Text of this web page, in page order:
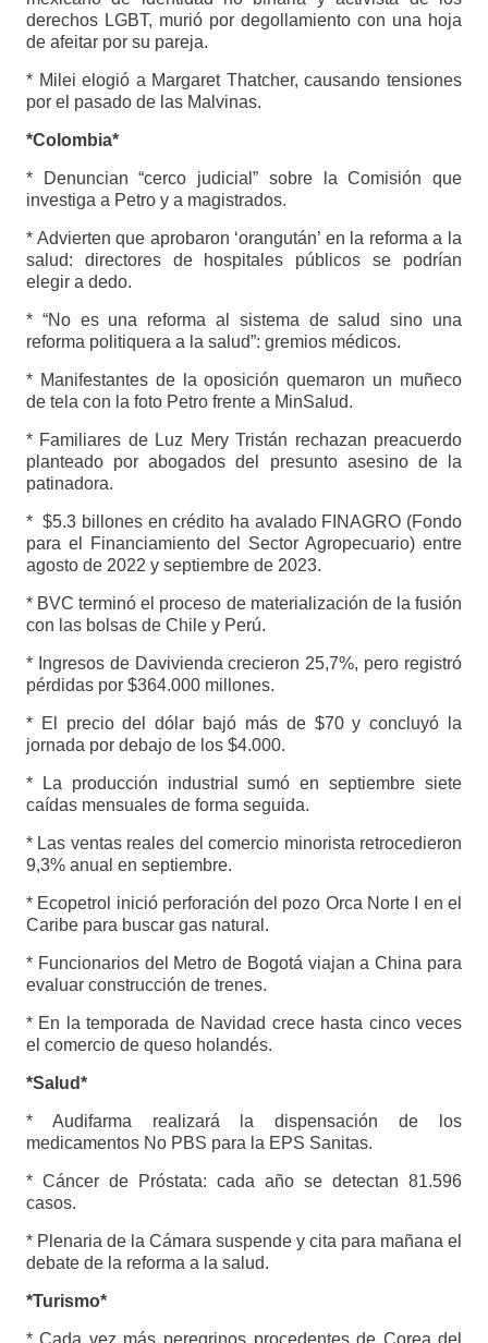
derechos LGBT, murió por degollamiento con una hoja
de afeitar por su pareja.
* Milei elogió a Margaret Thatcher, causando tensiones
por el pasado de las Malvinas.
*Colombia*
* Denuncian “cerco judicial” sobre la Comisión que
investiga a Petro y a magistrados.
* Advierten que aprobaron ‘orangután’ en la reforma a la
salud: directores de hospitales públicos se podrían
elegir a dedo.
* “No es una reforma al sistema de salud sino una
reforma politiquera a la salud”: gremios médicos.
* Manifestantes de la oposición quemaron un muñeco
de tela con la foto Petro frente a MinSalud.
* Familiares de Luz Mery Tristán rechazan preacuerdo
planteado por abogados del presunto asesino de la
patinadora.
* $5.3 billones en crédito ha avalado FINAGRO (Fondo
para el Financiamiento del Sector Agropecuario) entre
agosto de 2022 y septiembre de 2023.
* BVC terminó el proceso de materialización de la fusión
con las bolsas de Chile y Perú.
* Ingresos de Davivienda crecieron 25,7%, pero registró
pérdidas por $364.000 millones.
* El precio del dólar bajó más de $70 y concluyó la
jornada por debajo de los $4.000.
* La producción industrial sumó en septiembre siete
caídas mensuales de forma seguida.
* Las ventas reales del comercio minorista retrocedieron
9,3% anual en septiembre.
* Ecopetrol inició perforación del pozo Orca Norte I en el
Caribe para buscar gas natural.
* Funcionarios del Metro de Bogotá viajan a China para
evaluar construcción de trenes.
* En la temporada de Navidad crece hasta cinco veces
el comercio de queso holandés.
*Salud*
* Audifarma realizará la dispensación de los
medicamentos No PBS para la EPS Sanitas.
* Cáncer de Próstata: cada año se detectan 81.596
casos.
* Plenaria de la Cámara suspende y cita para mañana el
debate de la reforma a la salud.
*Turismo*
* Cada vez más peregrinos procedentes de Corea del